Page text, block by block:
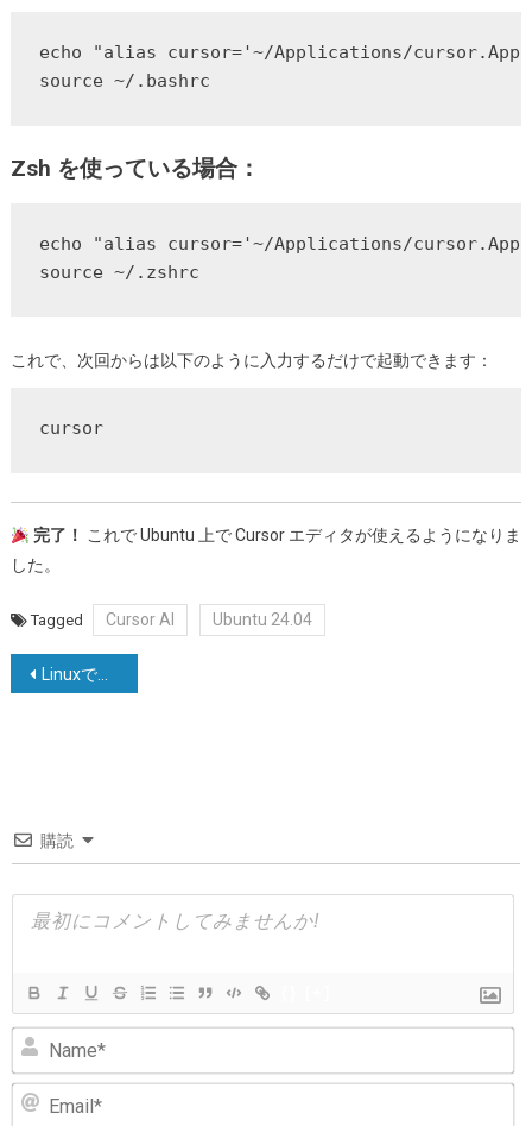
echo "alias cursor='~/Applications/
source ~/.bashrc
Zsh を使っている場合：
echo "alias cursor='~/Applications/
source ~/.zshrc
これで、次回からは以下のように入力するだけで起動できます：
cursor
完了！ これで Ubuntu 上で Cursor エディタが使えるようになりま
した。
Tagged Cursor AI Ubuntu 24.04
投
ー
シ
ョ
Linuxでポートを使用しているアプリケーションを確認する方法
購読